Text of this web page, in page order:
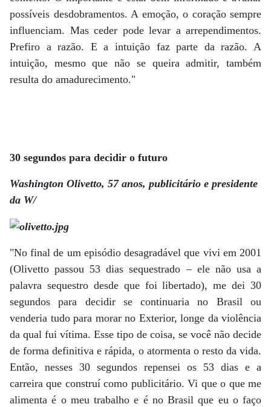
possíveis desdobramentos. A emoção, o coração sempre
influenciam. Mas ceder pode levar a arrependimentos.
Prefiro a razão. E a intuição faz parte da razão. A
intuição, mesmo que não se queira admitir, também
resulta do amadurecimento."
30 segundos para decidir o futuro
Washington Olivetto, 57 anos, publicitário e presidente
da W/
"No final de um episódio desagradável que vivi em 2001
(Olivetto passou 53 dias sequestrado – ele não usa a
palavra sequestro desde que foi libertado), me dei 30
segundos para decidir se continuaria no Brasil ou
venderia tudo para morar no Exterior, longe da violência
da qual fui vítima. Esse tipo de coisa, se você não decide
de forma definitiva e rápida, o atormenta o resto da vida.
Então, nesses 30 segundos repensei os 53 dias e a
carreira que construí como publicitário. Vi que o que me
alimenta é o meu trabalho e é no Brasil que eu o faço